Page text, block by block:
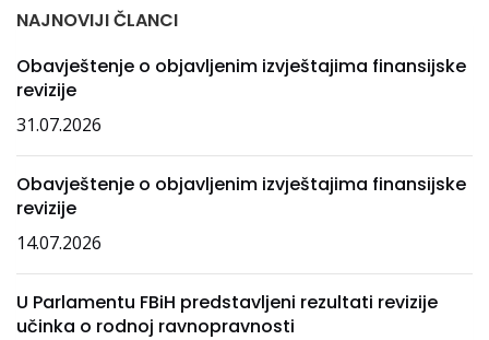
NAJNOVIJI ČLANCI
Obavještenje o objavljenim izvještajima finansijske
revizije
31.07.2026
Obavještenje o objavljenim izvještajima finansijske
revizije
14.07.2026
U Parlamentu FBiH predstavljeni rezultati revizije
učinka o rodnoj ravnopravnosti